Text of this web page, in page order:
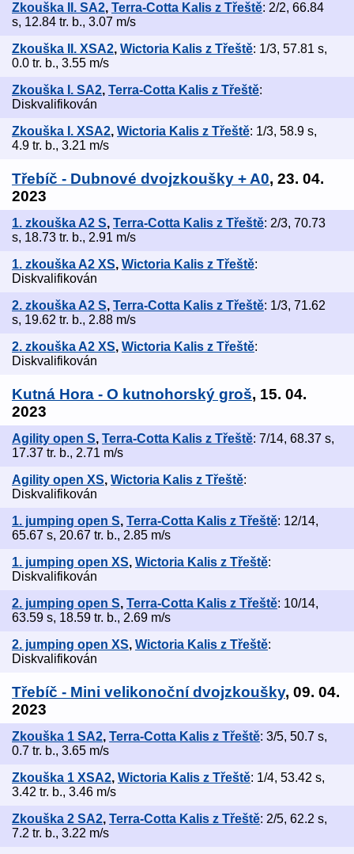
Zkouška II. SA2, Terra-Cotta Kalis z Třeště: 2/2, 66.84
s, 12.84 tr. b., 3.07 m/s
Zkouška II. XSA2, Wictoria Kalis z Třeště: 1/3, 57.81 s,
0.0 tr. b., 3.55 m/s
Zkouška I. SA2, Terra-Cotta Kalis z Třeště:
Diskvalifikován
Zkouška I. XSA2, Wictoria Kalis z Třeště: 1/3, 58.9 s,
4.9 tr. b., 3.21 m/s
Třebíč - Dubnové dvojzkoušky + A0, 23. 04.
2023
1. zkouška A2 S, Terra-Cotta Kalis z Třeště: 2/3, 70.73
s, 18.73 tr. b., 2.91 m/s
1. zkouška A2 XS, Wictoria Kalis z Třeště:
Diskvalifikován
2. zkouška A2 S, Terra-Cotta Kalis z Třeště: 1/3, 71.62
s, 19.62 tr. b., 2.88 m/s
2. zkouška A2 XS, Wictoria Kalis z Třeště:
Diskvalifikován
Kutná Hora - O kutnohorský groš, 15. 04.
2023
Agility open S, Terra-Cotta Kalis z Třeště: 7/14, 68.37 s,
17.37 tr. b., 2.71 m/s
Agility open XS, Wictoria Kalis z Třeště:
Diskvalifikován
1. jumping open S, Terra-Cotta Kalis z Třeště: 12/14,
65.67 s, 20.67 tr. b., 2.85 m/s
1. jumping open XS, Wictoria Kalis z Třeště:
Diskvalifikován
2. jumping open S, Terra-Cotta Kalis z Třeště: 10/14,
63.59 s, 18.59 tr. b., 2.69 m/s
2. jumping open XS, Wictoria Kalis z Třeště:
Diskvalifikován
Třebíč - Mini velikonoční dvojzkoušky, 09. 04.
2023
Zkouška 1 SA2, Terra-Cotta Kalis z Třeště: 3/5, 50.7 s,
0.7 tr. b., 3.65 m/s
Zkouška 1 XSA2, Wictoria Kalis z Třeště: 1/4, 53.42 s,
3.42 tr. b., 3.46 m/s
Zkouška 2 SA2, Terra-Cotta Kalis z Třeště: 2/5, 62.2 s,
7.2 tr. b., 3.22 m/s